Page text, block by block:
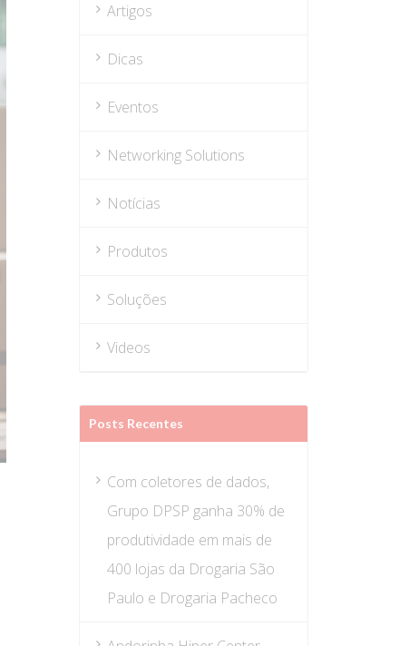
Artigos
Dicas
Eventos
Networking Solutions
Notícias
Produtos
Soluções
Videos
Posts Recentes
Com coletores de dados,
Grupo DPSP ganha 30% de
produtividade em mais de
400 lojas da Drogaria São
Paulo e Drogaria Pacheco